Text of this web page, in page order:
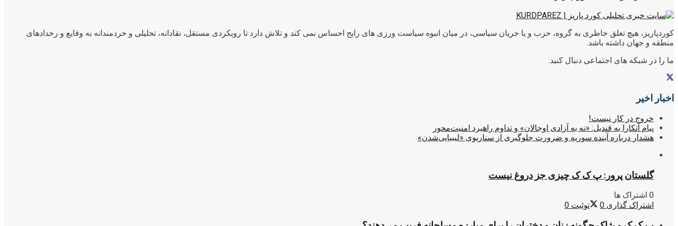
کوردپاریز، هیچ تعلق خاطری به گروه، حزب و یا جریان سیاسی، در میان انبوه سیاست ورزی های رایج احساس نمی کند و تلاش دارد تا رویکردی مستقل، نقادانه، تحلیلی و خردمندانه به وقایع و رخدادهای
منطقه و جهان داشته باشد.
ما را در شبکه های اجتماعی دنبال کنید:
اخبار اخیر
خروج در کار نیست!
پیام آنکارا به قندیل: «نه به آزادی اوجالان» و تداوم راهبرد امنیت‌محور
هشدار درباره آینده سوریه و ضرورت جلوگیری از سناریوی «لیبیایی‌شدن»
گلستان پرور: پ ک ک چیزی جز دروغ نیست
0 اشتراک ها
اشتراک گذاری 0 توئیت 0